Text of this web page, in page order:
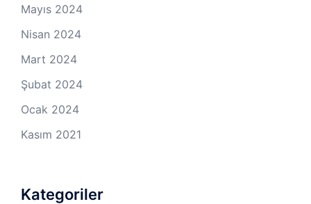
Mayıs 2024
Nisan 2024
Mart 2024
Şubat 2024
Ocak 2024
Kasım 2021
Kategoriler